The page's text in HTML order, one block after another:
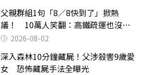
父親群組1句「8／8快到了」掀熱
議！ 10萬人笑翻：高鐵疏運也沒列
父親節
2026-08-02
深入森林10分鐘藏屍！父涉殺害9歲愛
女 恐怖藏屍手法全曝光